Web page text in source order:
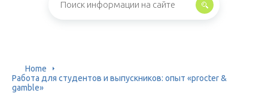
Home
Работа для студентов и выпускников: опыт «procter &
gamble»